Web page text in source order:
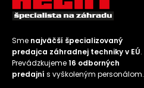
Sme najväčší špecializovaný
predajca záhradnej techniky v EÚ.
Prevádzkujeme16 odborných
predajní s vyškoleným personálom.